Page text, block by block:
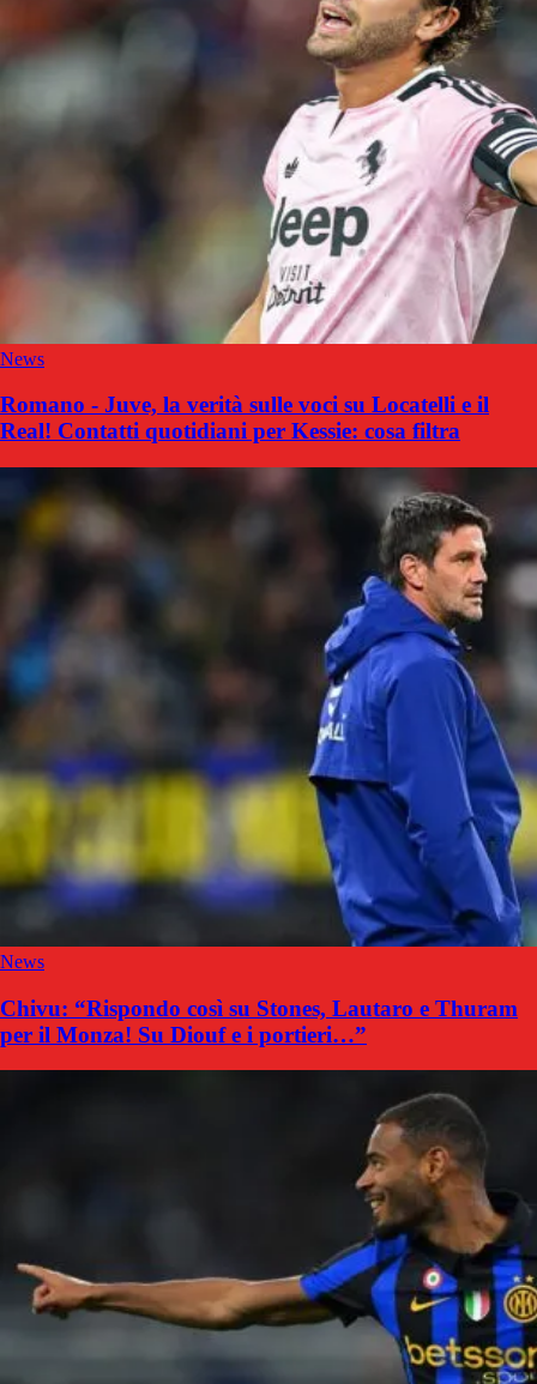
News
Romano - Juve, la verità sulle voci su Locatelli e il
Real! Contatti quotidiani per Kessie: cosa filtra
News
Chivu: “Rispondo così su Stones, Lautaro e Thuram
per il Monza! Su Diouf e i portieri…”